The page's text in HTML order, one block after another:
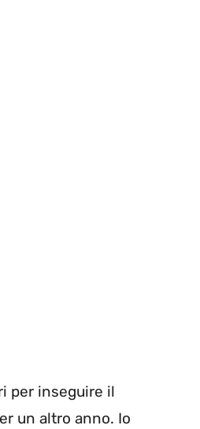
per inseguire il
un altro anno. Io